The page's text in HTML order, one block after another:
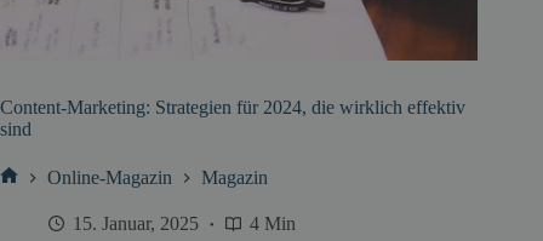
Content-Marketing: Strategien für 2024, die wirklich effektiv
sind
Online-Magazin Magazin
15. Januar, 2025 4 Min